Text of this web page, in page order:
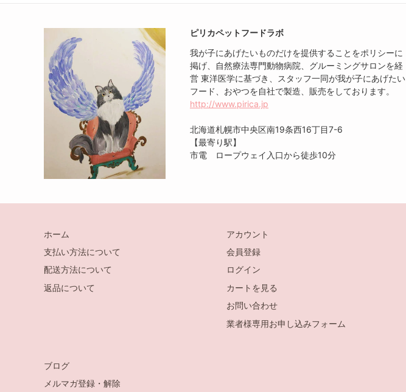
ピリカペットフードラボ
我が子にあげたいものだけを提供することをポリシーに
掲げ、自然療法専門動物病院、グルーミングサロンを経
営 東洋医学に基づき、スタッフ一同が我が子にあげたい
フード、おやつを自社で製造、販売をしております。
http://www.pirica.jp
北海道札幌市中央区南19条西16丁目7-6
【最寄り駅】
市電 ロープウェイ入口から徒歩10分
ホーム
支払い方法について
配送方法について
返品について
アカウント
会員登録
ログイン
カートを見る
お問い合わせ
業者様専用お申し込みフォーム
ブログ
メルマガ登録・解除